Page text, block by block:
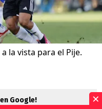
la vista para el Pije.
Google! ×